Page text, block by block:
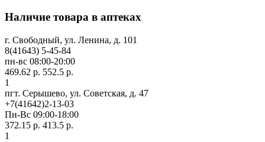
Наличие товара в аптеках
г. Свободный, ул. Ленина, д. 101
8(41643) 5-45-84
пн-вс 08:00-20:00
469.62 р. 552.5 р.
1
пгт. Серышево, ул. Советская, д. 47
+7(41642)2-13-03
Пн-Вс 09:00-18:00
372.15 р. 413.5 р.
1